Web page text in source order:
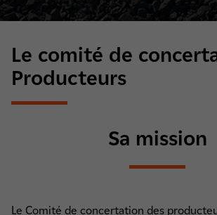
Le comité de
Producteurs
Sa mission
Le Comité de concertation des